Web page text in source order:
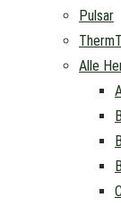
Pulsar
Alle